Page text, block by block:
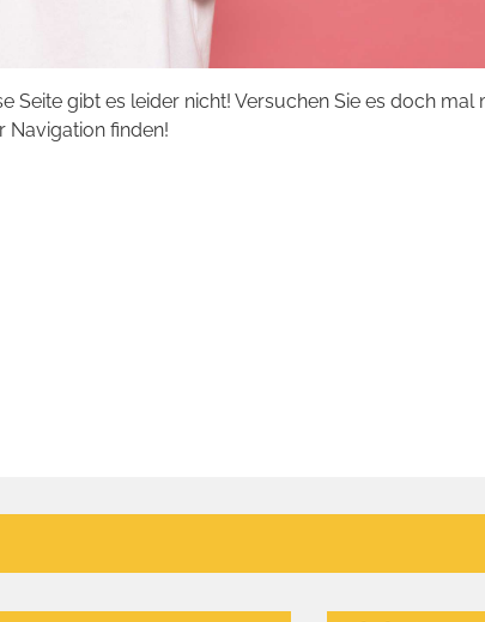
Seite gibt es leider nicht! Versuchen Sie es doch mal
Navigation finden!